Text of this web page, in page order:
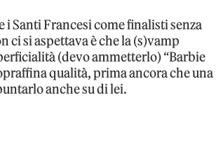
Santi Francesi come finalisti senza
ci si aspettava è che la (s)vamp
(devo ammetterlo) “Barbie
qualità, prima ancora che una
anche su di lei.